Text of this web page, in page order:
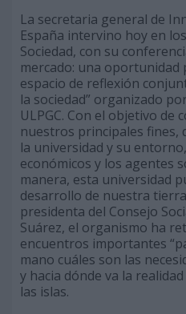
La secretaria general de
España intervino hoy en
Sociedad, con su
mercado: una oportunidad
espacio de reflexión
la sociedad” organizado
ULPGC. Con el objetivo de
nuestros principales fines,
la universidad y su
económicos y los agentes
manera, esta universidad
desarrollo de nuestra
presidenta del Consejo
Suárez, el organismo ha
encuentros importantes
mano cuáles son las
y hacia dónde va la
las islas.